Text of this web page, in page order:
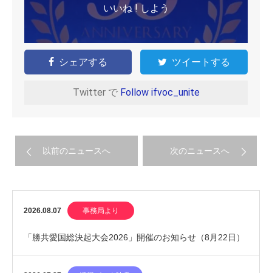
いいね ! しよう
シェアする ツイートする
Twitter で Follow ifvoc_unite
以前のニュースへ 次のニュースへ
2026.08.07 事務局より
「勝共愛国総決起大会2026」開催のお知らせ（8月22日）